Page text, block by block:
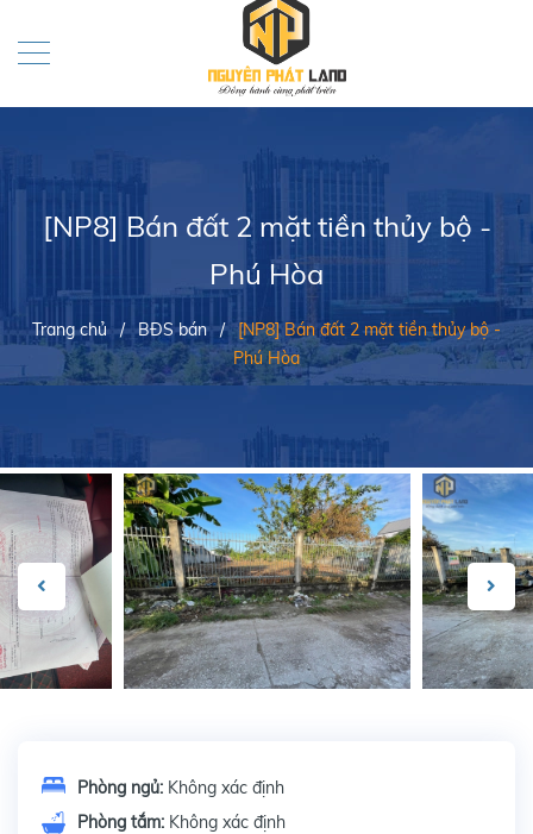
[NP8] Bán đất 2 mặt tiền thủy bộ -
Phú Hòa
Trang chủ / BĐS bán / [NP8] Bán đất 2 mặt tiền thủy bộ -
Phú Hòa
Phòng ngủ: Không xác định
Phòng tắm: Không xác định